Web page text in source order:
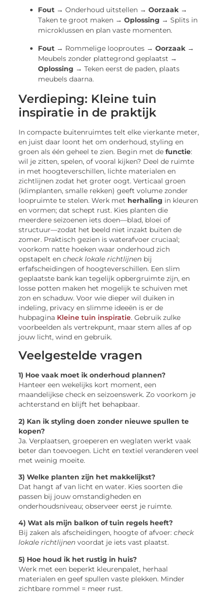
Fout → Onderhoud uitstellen →Oorzaak →
Taken te groot maken →Oplossing → Splits in
microklussen en plan vaste momenten.
Fout → Rommelige looproutes →Oorzaak →
Meubels zonder plattegrond geplaatst →
Oplossing → Teken eerst de paden, plaats
meubels daarna.
Verdieping: Kleine tuin
inspiratie in de praktijk
In compacte buitenruimtes telt elke vierkante meter,
en juist daar loont het om onderhoud, styling en
groen als één geheel te zien. Begin met defunctie:
wil je zitten, spelen, of vooral kijken? Deel de ruimte
in met hoogteverschillen, lichte materialen en
zichtlijnen zodat het groter oogt. Verticaal groen
(klimplanten, smalle rekken) geeft volume zonder
loopruimte te stelen. Werk met herhaling in kleuren
en vormen; dat schept rust. Kies planten die
meerdere seizoenen iets doen—blad, bloei of
structuur—zodat het beeld niet inzakt buiten de
zomer. Praktisch gezien is waterafvoer cruciaal;
voorkom natte hoeken waar onderhoud zich
opstapelt encheck lokale richtlijnen bij
erfafscheidingen of hoogteverschillen. Een slim
geplaatste bank kan tegelijk opbergruimte zijn, en
losse potten maken het mogelijk te schuiven met
zon en schaduw. Voor wie dieper wil duiken in
indeling, privacy en slimme ideeën is er de
hubpagina Kleine tuin inspiratie. Gebruik zulke
voorbeelden als vertrekpunt, maar stem alles af op
jouw licht, wind en gebruik.
Veelgestelde vragen
1) Hoe vaak moet ik onderhoud plannen?
Hanteer een wekelijks kort moment, een
maandelijkse check en seizoenswerk. Zo voorkom je
achterstand en blijft het behapbaar.
2) Kan ik styling doen zonder nieuwe spullen te
kopen?
Ja. Verplaatsen, groeperen en weglaten werkt vaak
beter dan toevoegen. Licht en textiel veranderen veel
met weinig moeite.
3) Welke planten zijn het makkelijkst?
Dat hangt af van licht en water. Kies soorten die
passen bij jouw omstandigheden en
onderhoudsniveau; observeer eerst je ruimte.
4) Wat als mijn balkon of tuin regels heeft?
Bij zaken als afscheidingen, hoogte of afvoer:check
lokale richtlijnen voordat je iets vast plaatst.
5) Hoe houd ik het rustig in huis?
Werk met een beperkt kleurenpalet, herhaal
materialen en geef spullen vaste plekken. Minder
zichtbare rommel = meer rust.